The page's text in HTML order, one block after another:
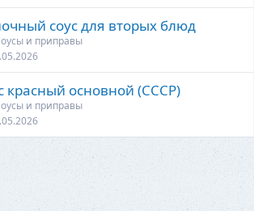
соус для вторых блюд
и приправы
красный основной (СССР)
и приправы